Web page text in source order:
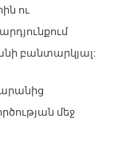
ու
բանտարկյալ:
մեջ